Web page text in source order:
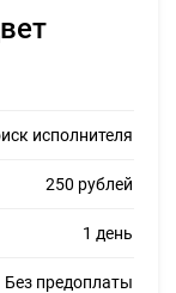
исполнителя
250 рублей
1 день
Без предоплаты